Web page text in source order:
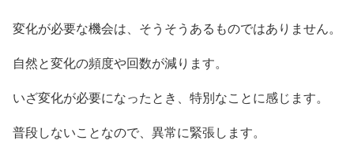
変化が必要な機会は、そうそうあるものではありません。
自然と変化の頻度や回数が減ります。
いざ変化が必要になったとき、特別なことに感じます。
普段しないことなので、異常に緊張します。